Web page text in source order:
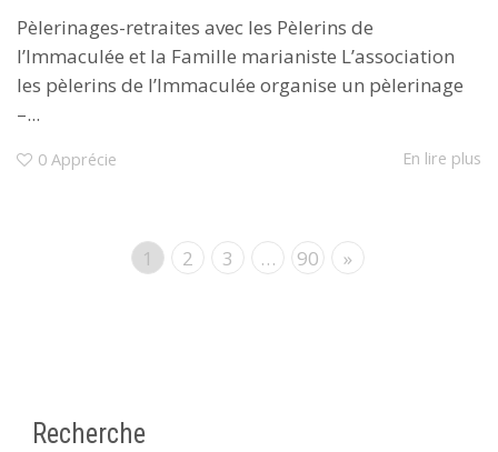
Pèlerinages-retraites avec les Pèlerins de
l’Immaculée et la Famille marianiste L’association
les pèlerins de l’Immaculée organise un pèlerinage
–...
0 Apprécie En lire plus
1 2 3 … 90 »
Recherche